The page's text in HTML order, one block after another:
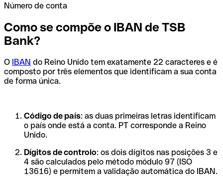
Número de conta
Como se compõe o IBAN de TSB
Bank?
O IBAN do Reino Unido tem exatamente 22 caracteres e é
composto por três elementos que identificam a sua conta
de forma única.
Código de país: as duas primeiras letras identificam
o país onde está a conta. PT corresponde a Reino
Unido.
Dígitos de controlo: os dois dígitos nas posições 3 e
4 são calculados pelo método módulo 97 (ISO
13616) e permitem a validação automática do IBAN.